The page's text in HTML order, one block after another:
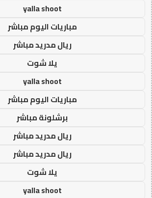
yalla shoot
مباريات اليوم مباشر
ريال مدريد مباشر
يلا شوت
yalla shoot
مباريات اليوم مباشر
برشلونة مباشر
ريال مدريد مباشر
ريال مدريد مباشر
يلا شوت
yalla shoot